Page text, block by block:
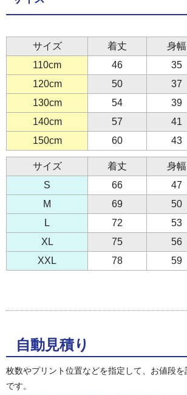
サイズ 着丈 身幅
110cm
46 35
120cm
50 37
130cm
54 39
140cm
57 41
150cm
60 43
サイズ 着丈 身幅
S
66 47
M
69 50
L
72 53
XL
75 56
XXL
78 59
自動見積り
枚数やプリント位置などを指定して、お値段
です。